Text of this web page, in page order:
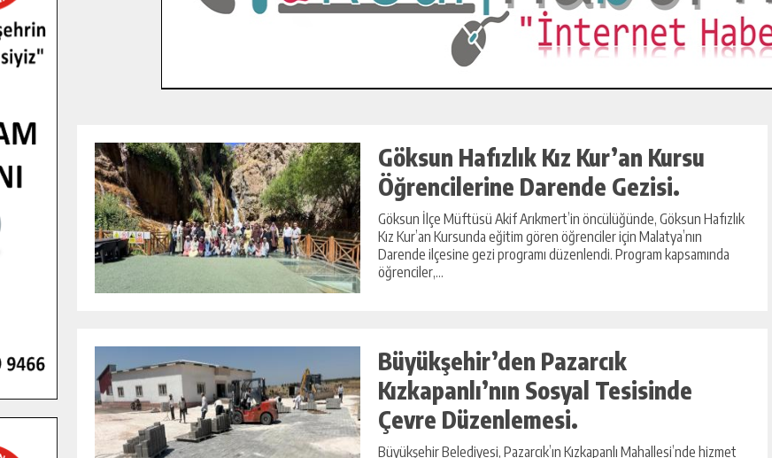
Göksun Hafızlık Kız Kur’an Kursu
Öğrencilerine Darende Gezisi.
Göksun İlçe Müftüsü Akif Arıkmert’in öncülüğünde, Göksun Hafızlık
Kız Kur’an Kursunda eğitim gören öğrenciler için Malatya’nın
Darende ilçesine gezi programı düzenlendi. Program kapsamında
öğrenciler,...
Büyükşehir’den Pazarcık
Kızkapanlı’nın Sosyal Tesisinde
Çevre Düzenlemesi.
Büyükşehir Belediyesi, Pazarcık’ın Kızkapanlı Mahallesi’nde hizmet